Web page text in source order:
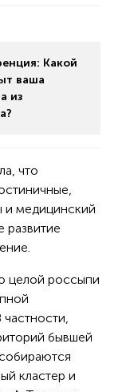
Какой
ваша
из
что
и медицинский
развитие
целой россыпи
бывшей
кластер и